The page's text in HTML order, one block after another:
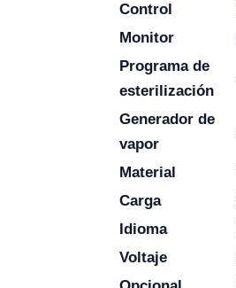
Control
Monitor
Programa de
esterilización
Generador de
vapor
Material
Carga
Idioma
Voltaje